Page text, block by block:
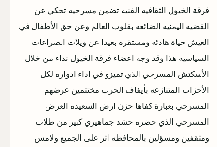
فرقة الخيول الثقافيه الفنيه تضمن مسرحيه تحكي عن
القضيه اليمنيه الضائعه بقلوب العالم وعن حق الأطفال في
العيش حياة هادئه ومستقره بعيدا عن ويلات الصراعات
السياسيه هذا وقد وجه اعضاء فرقة الخيول نداء من خلال
الأسكتش المسرحي الذي تميزو في اداء ادواره لكل
الأحزاب المتنازعه بأيقاف الحرب مختتمين عرضهم
المسرحي بعبارة كفاها حزن ارض السعيده العرض
المسرحي الذي حضره حشد جماهيري كبير من طلاب
ومثقفين ومسؤلين بالمحافظه اثر على الجميع ولامس